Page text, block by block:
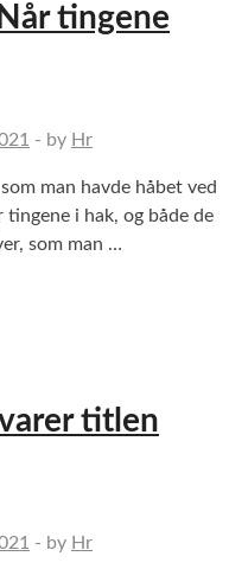
tingene
- by Hr
man havde håbet ved
i hak, og både de
som man …
titlen
- by Hr